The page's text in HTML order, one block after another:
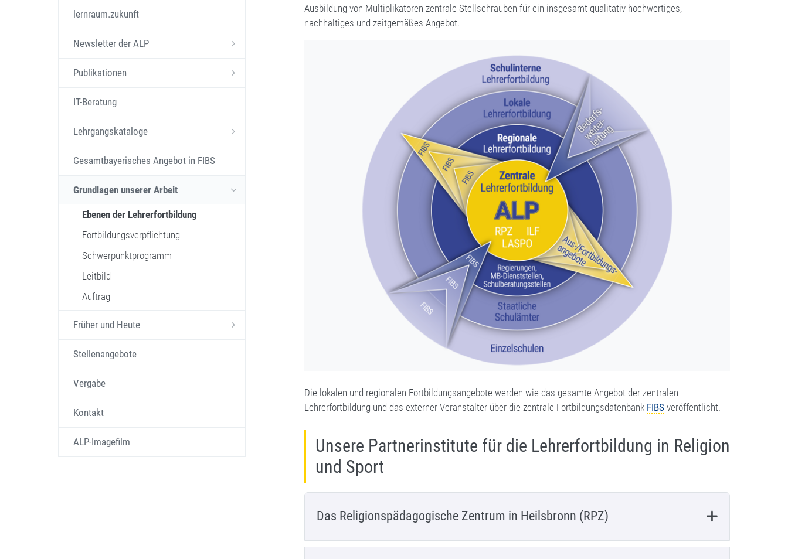
lernraum.zukunft
Newsletter der ALP
Publikationen
IT-Beratung
Lehrgangskataloge
Gesamtbayerisches Angebot in FIBS
Grundlagen unserer Arbeit
Ebenen der Lehrerfortbildung
Fortbildungsverpflichtung
Schwerpunktprogramm
Leitbild
Auftrag
Früher und Heute
Stellenangebote
Vergabe
Kontakt
ALP-Imagefilm
Ausbildung von Multiplikatoren zentrale Stellschrauben für ein insgesamt qualitativ hochwertiges,
nachhaltiges und zeitgemäßes Angebot.
Die lokalen und regionalen Fortbildungsangebote werden wie das gesamte Angebot der zentralen
Lehrerfortbildung und das externer Veranstalter über die zentrale Fortbildungsdatenbank FIBS veröffentlicht.
Unsere Partnerinstitute für die Lehrerfortbildung in Religion
und Sport
Das Religionspädagogische Zentrum in Heilsbronn (RPZ)